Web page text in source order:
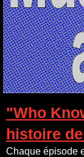
"Who
histoire
Chaque épisode